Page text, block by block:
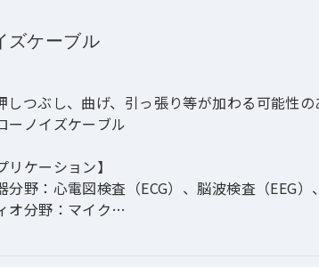
スタム表面プリント対応
ズケーブル
しつぶし、曲げ、引っ張り等が加わる可能性
ーノイズケーブル
リケーション】
分野：心電図検査（ECG）、脳波検査（EEG
オ分野：マイク
分野